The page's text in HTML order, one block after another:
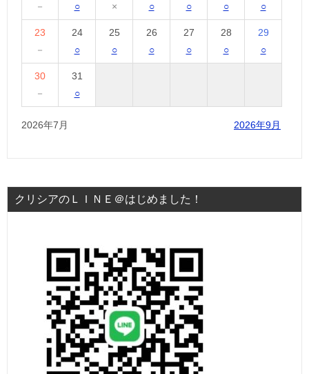
－
○
×
○
○
○
○
23
－
24
○
25
○
26
○
27
○
28
○
29
○
30
－
31
○
2026年7月 2026年9月
クリシアのＬＩＮＥ＠はじめました！